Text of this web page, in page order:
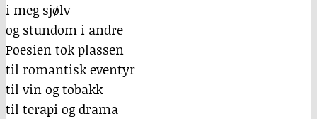
i meg sjølv
og stundom i andre
Poesien tok plassen
til romantisk eventyr
til vin og tobakk
til terapi og drama